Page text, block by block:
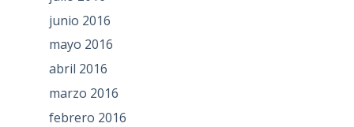
junio 2016
mayo 2016
abril 2016
marzo 2016
febrero 2016